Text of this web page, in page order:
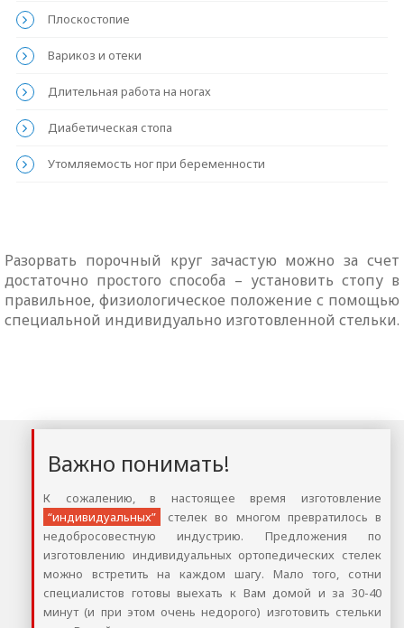
Плоскостопие
Варикоз и отеки
Длительная работа на ногах
Диабетическая стопа
Утомляемость ног при беременности
Разорвать порочный круг зачастую можно за счет
достаточно простого способа – установить стопу в
правильное, физиологическое положение с помощью
специальной индивидуально изготовленной стельки.
Важно понимать!
К сожалению, в настоящее время изготовление
“индивидуальных”
стелек во многом превратилось в
недобросовестную индустрию. Предложения по
изготовлению индивидуальных ортопедических стелек
можно встретить на каждом шагу. Мало того, сотни
специалистов готовы выехать к Вам домой и за 30-40
минут (и при этом очень недорого) изготовить стельки